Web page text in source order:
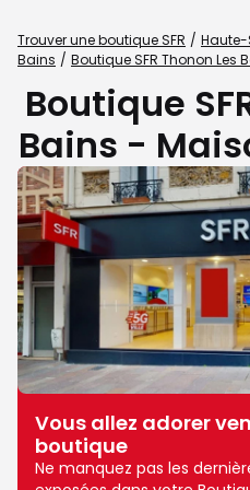
Trouver une boutique SFR
Bains
Boutique SFR Thonon Les
Boutique
Bains -
Vous allez adorer
boutique
Ne manquez pas les